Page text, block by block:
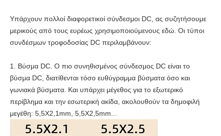
Υπάρχουν πολλοί διαφορετικοί σύνδεσμοι DC, ας συζητήσουμε
μερικούς από τους ευρέως χρησιμοποιούμενους εδώ. Οι τύποι
συνδέσμων τροφοδοσίας DC περιλαμβάνουν:
1. Βύσμα DC. Ο πιο συνηθισμένος σύνδεσμος DC είναι το
βύσμα DC, διατίθενται τόσο ευθύγραμμα βύσματα όσο και
γωνιακά βύσματα. Και υπάρχει μέγεθος για το εξωτερικό
περίβλημα και την εσωτερική ακίδα, ακολουθούν τα δημοφιλή
μεγέθη: 5,5X2,1mm, 5,5X2,5mm...